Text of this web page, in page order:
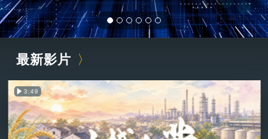
最新影片
3:49